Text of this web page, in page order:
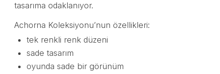
tasarıma odaklanıyor.
Achorna Koleksiyonu’nun özellikleri:
tek renkli renk düzeni
sade tasarım
oyunda sade bir görünüm